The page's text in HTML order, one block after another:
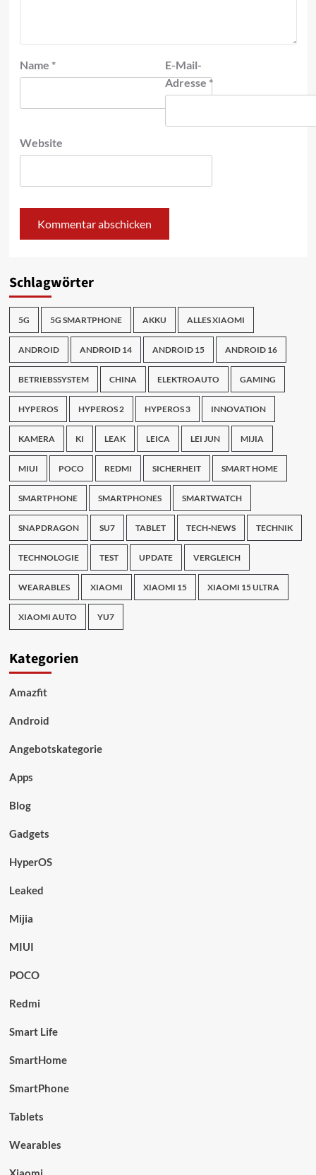
Name *
E-Mail-
Adresse *
Website
Schlagwörter
5G 5G SMARTPHONE AKKU ALLES XIAOMI
ANDROID ANDROID 14 ANDROID 15 ANDROID 16
BETRIEBSSYSTEM CHINA ELEKTROAUTO GAMING
HYPEROS HYPEROS 2 HYPEROS 3 INNOVATION
KAMERA KI LEAK LEICA LEI JUN MIJIA
MIUI POCO REDMI SICHERHEIT SMART HOME
SMARTPHONE SMARTPHONES SMARTWATCH
SNAPDRAGON SU7 TABLET TECH-NEWS TECHNIK
TECHNOLOGIE TEST UPDATE VERGLEICH
WEARABLES XIAOMI XIAOMI 15 XIAOMI 15 ULTRA
XIAOMI AUTO YU7
Kategorien
Amazfit
Android
Angebotskategorie
Apps
Blog
Gadgets
HyperOS
Leaked
Mijia
MIUI
POCO
Redmi
Smart Life
SmartHome
SmartPhone
Tablets
Wearables